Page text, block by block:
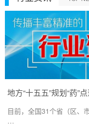
地方“十五五”规划“药”点
目前，全国31个省（区、
…